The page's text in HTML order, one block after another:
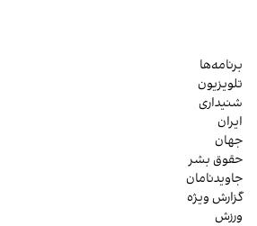
برنامه‌ها
تلویزیون
شنیداری
ایران
جهان
حقوق بشر
جاویدنامان
گزارش ویژه
ورزش